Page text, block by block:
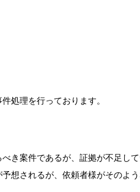
処理を行っております。
案件であるが、証拠が不足し
想されるが、依頼者様がそのよ